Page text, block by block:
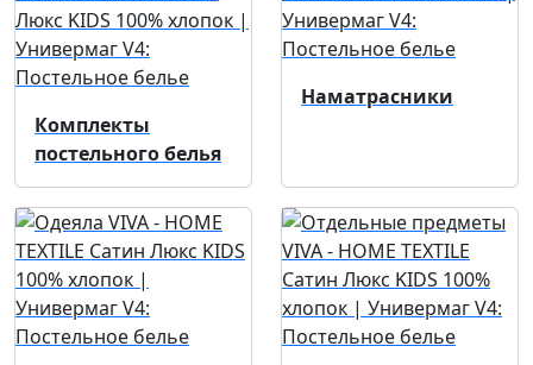
Комплекты
постельного белья
Наматрасники